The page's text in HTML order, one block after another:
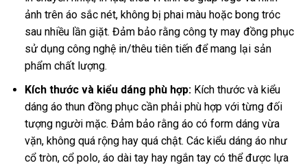
ảnh trên áo sắc nét, không bị phai màu hoặc bong tróc
sau nhiều lần giặt. Đảm bảo rằng công ty may đồng phục
sử dụng công nghệ in/thêu tiên tiến để mang lại sản
phẩm chất lượng.
Kích thước và kiểu dáng phù hợp: Kích thước và kiểu
dáng áo thun đồng phục cần phải phù hợp với từng đối
tượng người mặc. Đảm bảo rằng áo có form dáng vừa
vặn, không quá rộng hay quá chật. Các kiểu dáng áo như
cổ tròn, cổ polo, áo dài tay hay ngắn tay có thể được lựa